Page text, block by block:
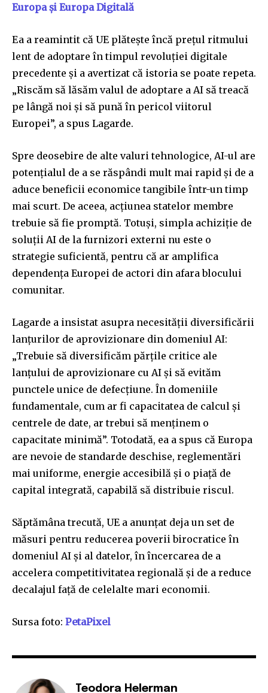
Europa și Europa Digitală
Ea a reamintit că UE plătește încă prețul ritmului
lent de adoptare în timpul revoluției digitale
precedente și a avertizat că istoria se poate repeta.
„Riscăm să lăsăm valul de adoptare a AI să treacă
pe lângă noi și să pună în pericol viitorul
Europei”, a spus Lagarde.
Spre deosebire de alte valuri tehnologice, AI-ul are
potențialul de a se răspândi mult mai rapid și de a
aduce beneficii economice tangibile într-un timp
mai scurt. De aceea, acțiunea statelor membre
trebuie să fie promptă. Totuși, simpla achiziție de
soluții AI de la furnizori externi nu este o
strategie suficientă, pentru că ar amplifica
dependența Europei de actori din afara blocului
comunitar.
Lagarde a insistat asupra necesității diversificării
lanțurilor de aprovizionare din domeniul AI:
„Trebuie să diversificăm părțile critice ale
lanțului de aprovizionare cu AI și să evităm
punctele unice de defecțiune. În domeniile
fundamentale, cum ar fi capacitatea de calcul și
centrele de date, ar trebui să menținem o
capacitate minimă”. Totodată, ea a spus că Europa
are nevoie de standarde deschise, reglementări
mai uniforme, energie accesibilă și o piață de
capital integrată, capabilă să distribuie riscul.
Săptămâna trecută, UE a anunțat deja un set de
măsuri pentru reducerea poverii birocratice în
domeniul AI și al datelor, în încercarea de a
accelera competitivitatea regională și de a reduce
decalajul față de celelalte mari economii.
Sursa foto: PetaPixel
Teodora Helerman